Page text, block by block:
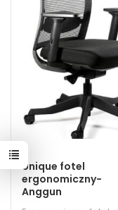
Unique fotel
ergonomiczny-
Anggun